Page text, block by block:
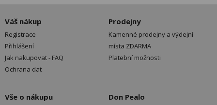
Váš nákup
Registrace
Přihlášení
Jak nakupovat - FAQ
Ochrana dat
Prodejny
Kamenné prodejny a výdejní
místa ZDARMA
Platební možnosti
Vše o nákupu Don Pealo